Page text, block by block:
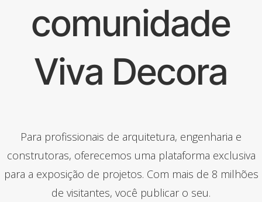
comunidade
Viva Decora
Para profissionais de arquitetura, engenharia e
construtoras, oferecemos uma plataforma exclusiva
para a exposição de projetos. Com mais de 8 milhões
de visitantes, você publicar o seu.